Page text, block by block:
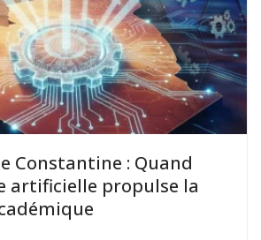
Constantine : Quand
artificielle propulse la